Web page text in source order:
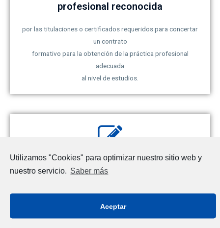
profesional reconocida
por las titulaciones o certificados requeridos para concertar
un contrato
formativo para la obtención de la práctica profesional
adecuada
al nivel de estudios.
No tienes contrato de formación previo
productivo.
Utilizamos "Cookies" para optimizar nuestro sitio web y
nuestro servicio. Saber más
Aceptar